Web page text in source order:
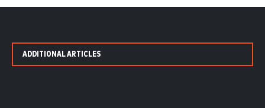
ADDITIONAL ARTICLES